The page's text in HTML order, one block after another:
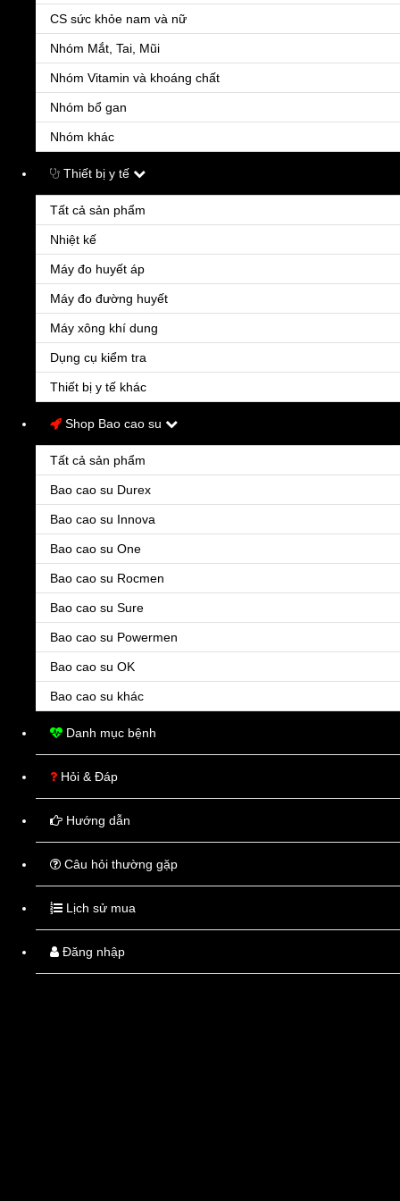
CS sức khỏe nam và nữ
Nhóm Mắt, Tai, Mũi
Nhóm Vitamin và khoáng chất
Nhóm bổ gan
Nhóm khác
Thiết bị y tế
Tất cả sản phẩm
Nhiệt kế
Máy đo huyết áp
Máy đo đường huyết
Máy xông khí dung
Dụng cụ kiểm tra
Thiết bị y tế khác
Shop Bao cao su
Tất cả sản phẩm
Bao cao su Durex
Bao cao su Innova
Bao cao su One
Bao cao su Rocmen
Bao cao su Sure
Bao cao su Powermen
Bao cao su OK
Bao cao su khác
Danh mục bệnh
Hỏi & Đáp
Hướng dẫn
Câu hỏi thường gặp
Lịch sử mua
Đăng nhập
Đặt hàng - Tư vấn
Nhập thông tin của bạn, Chúng tôi sẽ gọi lại ngay
Sản phẩm:
Số lượng:
Đơn giá :
Họ tên*
Số điện thoại*
Tỉnh/Thành phố
Địa chỉ chi tiết*
Chọn hình thức thanh toán
Thanh toán khi nhận hàng
Khách hàng sẽ thanh toán tiền mặt khi nhận hàng tại nhà.
Lưu ý:
không thể thay đổi sau khi đơn hàng được xác nhận thành công.
điện thoại dịch vụ của chúng tôi.
|Tiếp tục mua |Đặt hàng